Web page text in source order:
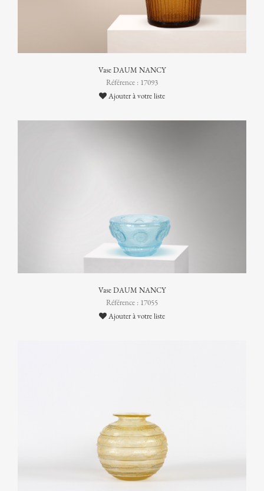
Vase DAUM NANCY
Référence : 17093
Ajouter à votre liste
Vase DAUM NANCY
Référence : 17055
Ajouter à votre liste